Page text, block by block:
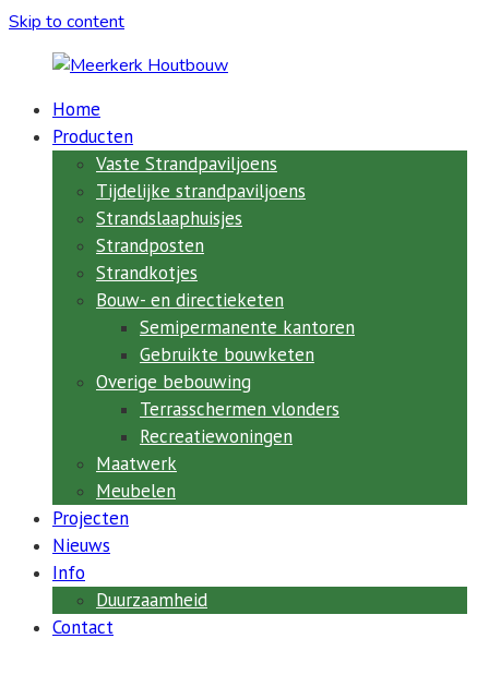
Skip to content
Meerkerk
Houtbouw
strandpaviljoens,
clubhuizen,
permanente
kantoren.
Home
Producten
Vaste Strandpaviljoens
Tijdelijke strandpaviljoens
Strandslaaphuisjes
Strandposten
Strandkotjes
Bouw- en directieketen
Semipermanente kantoren
Gebruikte bouwketen
Overige bebouwing
Terrasschermen vlonders
Recreatiewoningen
Maatwerk
Meubelen
Projecten
Nieuws
Info
Duurzaamheid
Contact